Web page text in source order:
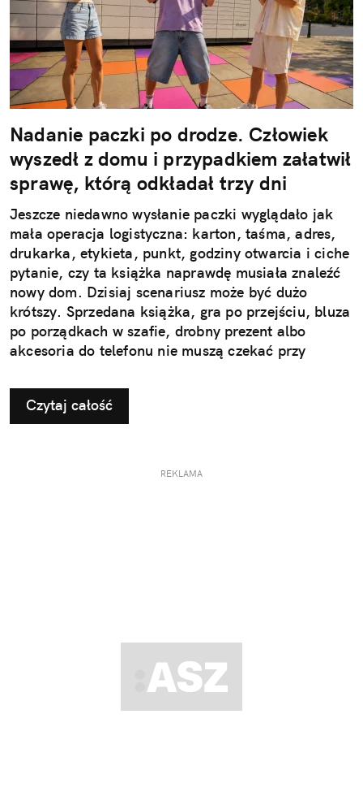
Nadanie paczki po drodze. Człowiek
wyszedł z domu i przypadkiem załatwił
sprawę, którą odkładał trzy dni
Jeszcze niedawno wysłanie paczki wyglądało jak
mała operacja logistyczna: karton, taśma, adres,
drukarka, etykieta, punkt, godziny otwarcia i ciche
pytanie, czy ta książka naprawdę musiała znaleźć
nowy dom. Dzisiaj scenariusz może być dużo
krótszy. Sprzedana książka, gra po przejściu, bluza
po porządkach w szafie, drobny prezent albo
akcesoria do telefonu nie muszą czekać przy
Mobile, dobrze zapakowana paczka i najbliższy
automat Paczkomat®.
Czytaj całość
REKLAMA